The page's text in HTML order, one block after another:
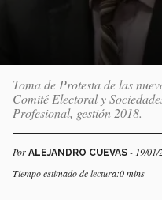
Toma de Protesta de las
Comité Electoral y
Profesional, gestión 2018.
Por ALEJANDRO CUEVAS - 19/01/
Tiempo estimado de lectura:0 mins